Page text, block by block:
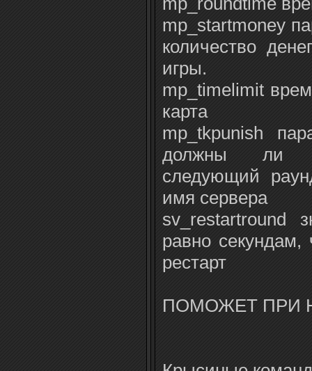
mp_startmoney
количество
игры.
mp_timelimit
карта
mp_tkpunish
должны ли
следующий
имя сервера
sv_restartround
равно секундам,
рестарт
ПОМОЖЕТ ПРИ